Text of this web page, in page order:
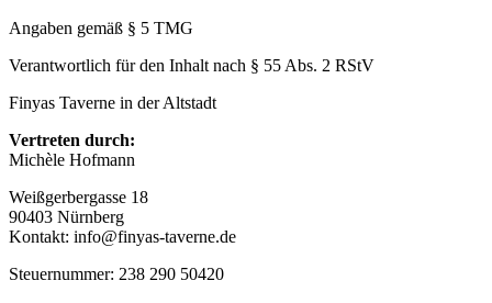
Angaben gemäß § 5 TMG
Verantwortlich für den Inhalt nach § 55 Abs. 2 RStV
Finyas Taverne in der Altstadt
Vertreten durch:
Michèle Hofmann
Weißgerbergasse 18
90403 Nürnberg
Kontakt: info@finyas-taverne.de
Steuernummer: 238 290 50420